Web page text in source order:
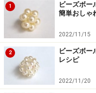
1
ビーズボー
簡単おしゃ
2022/11/15
2
ビーズボー
レシピ
2022/11/20